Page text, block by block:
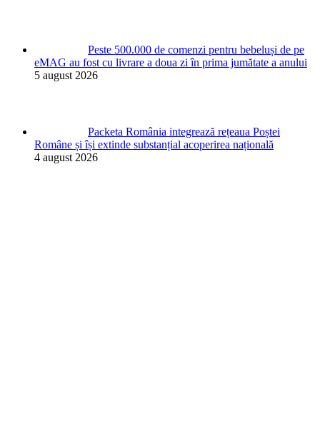
Peste 500.000 de comenzi pentru bebeluși de pe
eMAG au fost cu livrare a doua zi în prima jumătate a anului
5 august 2026
Packeta România integrează rețeaua Poștei
Române și își extinde substanțial acoperirea națională
4 august 2026